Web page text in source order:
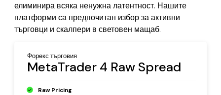
елиминира всяка ненужна латентност. Нашите
платформи са предпочитан избор за активни
търговци и скалпери в световен мащаб.
Форекс търговия
MetaTrader 4 Raw Spread
Raw Pricing